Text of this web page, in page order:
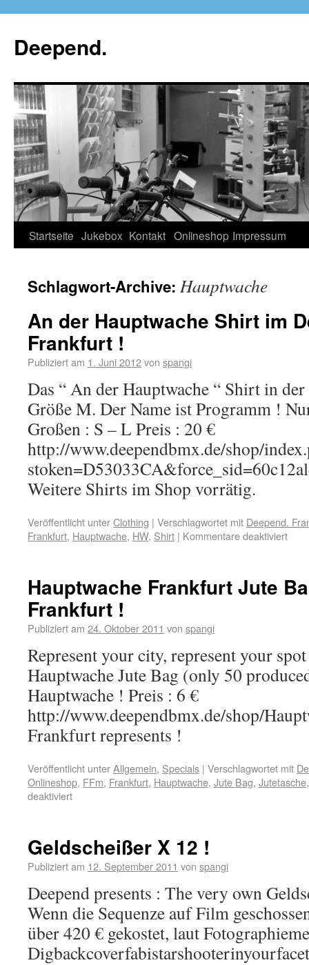
Deepend.
Startseite Jukebox Kontakt Onlineshop Impressum
Schlagwort-Archive: Hauptwache
An der Hauptwache Shirt im
Frankfurt !
Publiziert am 1. Juni 2012von spangi
Das “ An der Hauptwache “ Shirt in
Größe M. Der Name ist Programm !
Großen : S – L Preis : 20 €
http://www.deependbmx.de/shop/
Weitere Shirts im Shop vorrätig.
Veröffentlicht unterClothing | Verschlagwortet mit Deepend.
Frankfurt, Hauptwache, HW, Shirt | Kommentare deaktiviert
Hauptwache Frankfurt Jute
Frankfurt !
Publiziert am 24. Oktober 2011 von spangi
Represent your city, represent your
Hauptwache Jute Bag (only 50
Hauptwache ! Preis : 6 €
http://www.deependbmx.de/shop/
Frankfurt represents !
Veröffentlicht unterAllgemein, Specials | Verschlagwortet mit
Onlineshop, FFm, Frankfurt, Hauptwache, Jute Bag, Jutetasche
deaktiviert
Geldscheißer X 12 !
Publiziert am 12. September 2011 von spangi
Deepend presents : The very own
Wenn die Sequenze auf Film
über 420 € gekostet, laut